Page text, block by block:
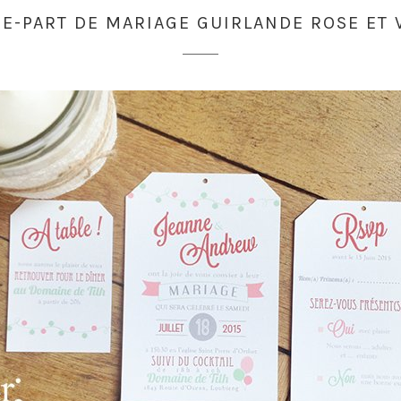
PART DE MARIAGE GUIRLANDE ROSE ET